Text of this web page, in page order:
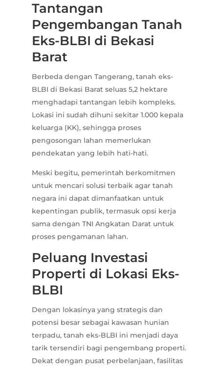
Tantangan
Pengembangan Tanah
Eks-BLBI di Bekasi
Barat
Berbeda dengan Tangerang, tanah eks-
BLBI di Bekasi Barat seluas 5,2 hektare
menghadapi tantangan lebih kompleks.
Lokasi ini sudah dihuni sekitar 1.000 kepala
keluarga (KK), sehingga proses
pengosongan lahan memerlukan
pendekatan yang lebih hati-hati.
Meski begitu, pemerintah berkomitmen
untuk mencari solusi terbaik agar tanah
negara ini dapat dimanfaatkan untuk
kepentingan publik, termasuk opsi kerja
sama dengan TNI Angkatan Darat untuk
proses pengamanan lahan.
Peluang Investasi
Properti di Lokasi Eks-
BLBI
Dengan lokasinya yang strategis dan
potensi besar sebagai kawasan hunian
terpadu, tanah eks-BLBI ini menjadi daya
tarik tersendiri bagi pengembang properti.
Dekat dengan pusat perbelanjaan, fasilitas